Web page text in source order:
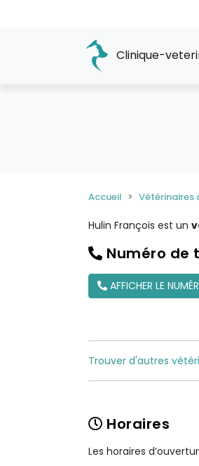
Clinique-
Accueil Vétérinaires
Hulin François est un
Numéro de
AFFICHER LE
Trouver d'autres
Horaires
Les horaires